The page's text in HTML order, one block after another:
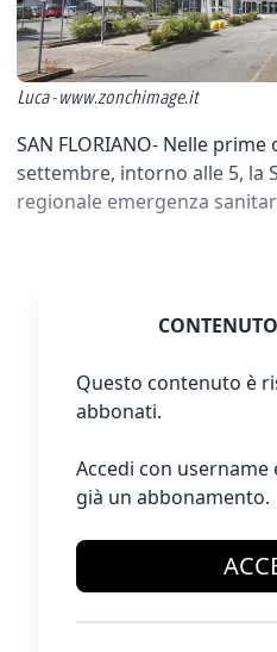
Luca - www.zonchimage.it
SAN FLORIANO- Nelle
settembre, intorno alle 5, la
regionale emergenza
Questo contenuto è
abbonati.
Accedi con username
già un abbonamento.